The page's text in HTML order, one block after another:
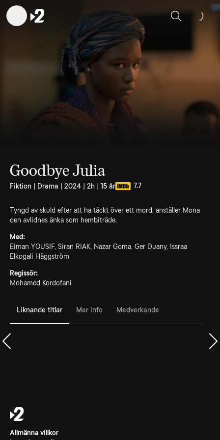
Sök
Goodbye Julia
Fiktion | Drama | 2024 | 2h | 15 år 7.7
Tyngd av skuld efter att ha täckt över ett mord, anställer Mona
den avlidnes änka som hembiträde.
Med:
Eiman YOUSIF, Siran RIAK, Nazar Goma, Ger Duany, Issraa
Elkogali Häggström
Regissör:
Mohamed Kordofani
Liknande titlar Mer info Medverkande
Allmänna villkor